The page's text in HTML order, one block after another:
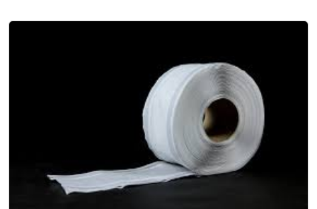
Гидроизоляция
Интерьер и отделка
Лакокрасочные материалы